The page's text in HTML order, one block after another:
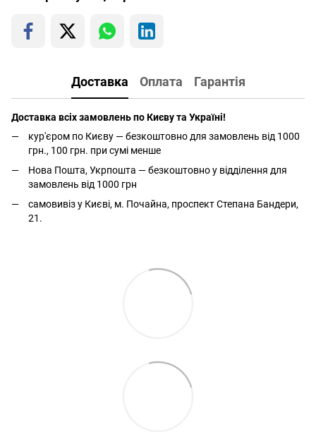
Доставка Оплата Гарантія
Доставка всіх замовлень по Києву та Україні!
кур'єром по Києву — безкоштовно для замовлень від 1000
грн., 100 грн. при сумі менше
Нова Пошта, Укрпошта — безкоштовно у відділення для
замовлень від 1000 грн
самовивіз у Києві, м. Почайна, проспект Степана Бандери,
21.